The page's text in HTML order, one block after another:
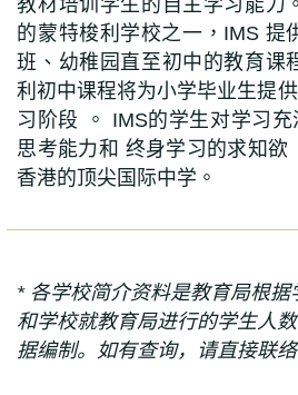
教材培训学生的自主学习能力
的蒙特梭利学校之一 ， IMS 提
班 、 幼稚园直至初中的教育课
利初中课程将为小学毕业生提
习阶段
。 IMS的学生对学习 充
思考能力和 终身学习的求知欲
香港的顶尖国际中学 。
* 各学校简介资料是教育局根
和学校就教育局进行的学生人
据编制。如有查询，请直接联络